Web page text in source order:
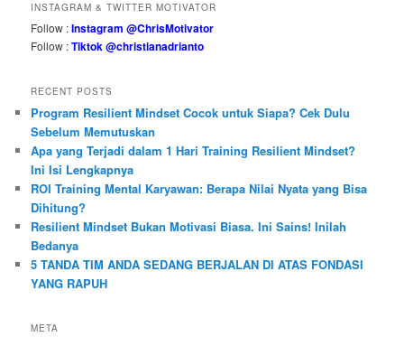
INSTAGRAM & TWITTER MOTIVATOR
Follow :Instagram @ChrisMotivator
Follow :Tiktok @christianadrianto
RECENT POSTS
Program Resilient Mindset Cocok untuk Siapa? Cek Dulu
Sebelum Memutuskan
Apa yang Terjadi dalam 1 Hari Training Resilient Mindset?
Ini Isi Lengkapnya
ROI Training Mental Karyawan: Berapa Nilai Nyata yang Bisa
Dihitung?
Resilient Mindset Bukan Motivasi Biasa. Ini Sains! Inilah
Bedanya
5 TANDA TIM ANDA SEDANG BERJALAN DI ATAS FONDASI
YANG RAPUH
META